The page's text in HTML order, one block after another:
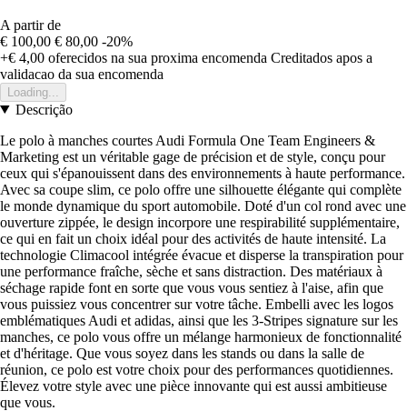
A partir de
€ 100,00 € 80,00 -20%
+€ 4,00 oferecidos na sua proxima encomenda Creditados apos a
validacao da sua encomenda
Loading...
Descrição
Le polo à manches courtes Audi Formula One Team Engineers &
Marketing est un véritable gage de précision et de style, conçu pour
ceux qui s'épanouissent dans des environnements à haute performance.
Avec sa coupe slim, ce polo offre une silhouette élégante qui complète
le monde dynamique du sport automobile. Doté d'un col rond avec une
ouverture zippée, le design incorpore une respirabilité supplémentaire,
ce qui en fait un choix idéal pour des activités de haute intensité. La
technologie Climacool intégrée évacue et disperse la transpiration pour
une performance fraîche, sèche et sans distraction. Des matériaux à
séchage rapide font en sorte que vous vous sentiez à l'aise, afin que
vous puissiez vous concentrer sur votre tâche. Embelli avec les logos
emblématiques Audi et adidas, ainsi que les 3-Stripes signature sur les
manches, ce polo vous offre un mélange harmonieux de fonctionnalité
et d'héritage. Que vous soyez dans les stands ou dans la salle de
réunion, ce polo est votre choix pour des performances quotidiennes.
Élevez votre style avec une pièce innovante qui est aussi ambitieuse
que vous.